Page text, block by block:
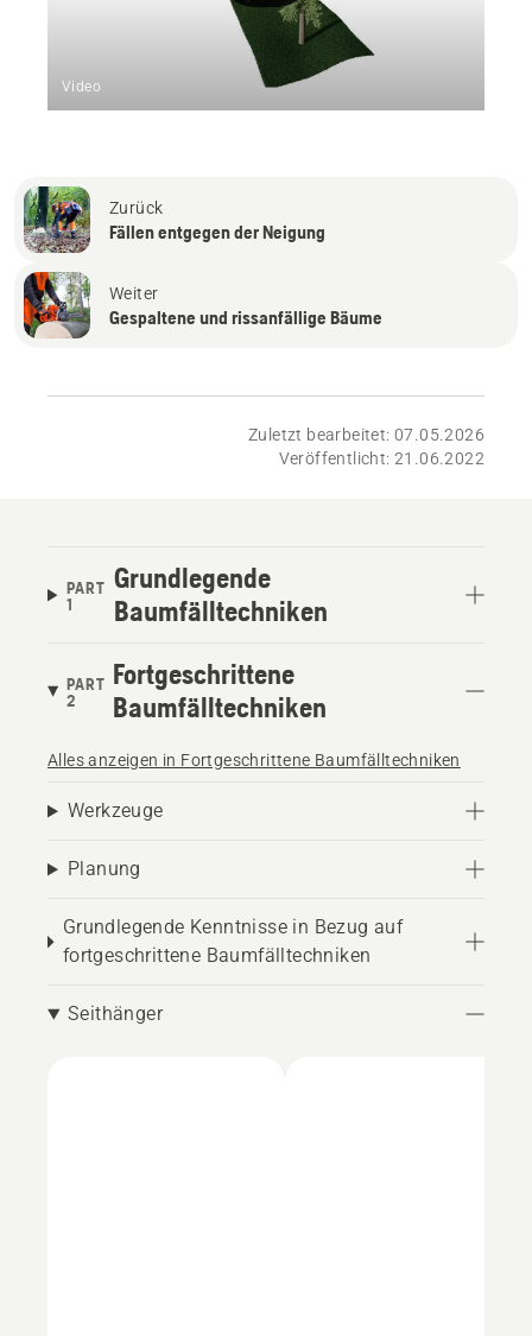
Video
Zurück
Fällen entgegen der Neigung
Weiter
Gespaltene und rissanfällige Bäume
Zuletzt bearbeitet: 07.05.2026
Veröffentlicht: 21.06.2022
PART
1
Grundlegende
Baumfälltechniken
PART
2
Fortgeschrittene
Baumfälltechniken
Alles anzeigen in Fortgeschrittene Baumfälltechniken
Werkzeuge
Planung
Grundlegende Kenntnisse in Bezug auf
fortgeschrittene Baumfälltechniken
Seithänger